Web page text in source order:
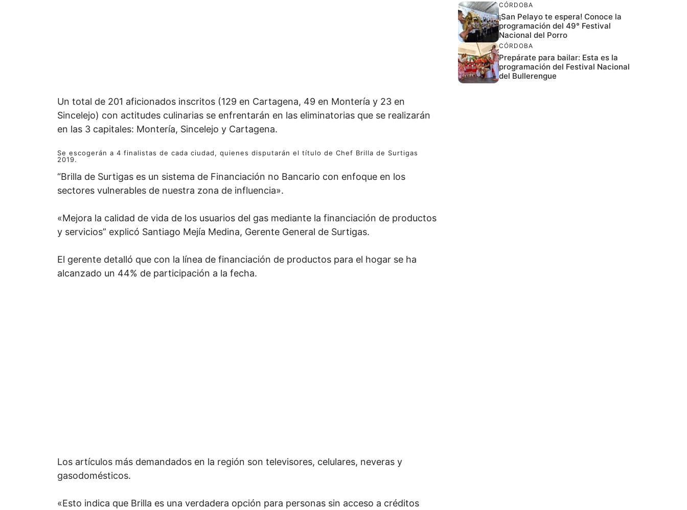
Un total de 201 aficionados inscritos (129 en Cartagena, 49 en Montería y 23 en
Sincelejo) con actitudes culinarias se enfrentarán en las eliminatorias que se realizarán
en las 3 capitales: Montería, Sincelejo y Cartagena.
Se escogerán a 4 finalistas de cada ciudad, quienes disputarán el título de Chef Brilla de Surtigas
2019.
“Brilla de Surtigas es un sistema de Financiación no Bancario con enfoque en los
sectores vulnerables de nuestra zona de influencia».
«Mejora la calidad de vida de los usuarios del gas mediante la financiación de productos
y servicios” explicó Santiago Mejía Medina, Gerente General de Surtigas.
El gerente detalló que con la línea de financiación de productos para el hogar se ha
alcanzado un 44% de participación a la fecha.
Los artículos más demandados en la región son televisores, celulares, neveras y
gasodomésticos.
«Esto indica que Brilla es una verdadera opción para personas sin acceso a créditos
CÓRDOBA
¡San Pelayo te espera! Conoce la
programación del 49° Festival
Nacional del Porro
CÓRDOBA
Prepárate para bailar: Esta es la
programación del Festival Nacional
del Bullerengue